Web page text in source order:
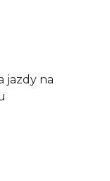
jazdy na